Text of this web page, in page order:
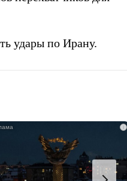
удары по Ирану.
i